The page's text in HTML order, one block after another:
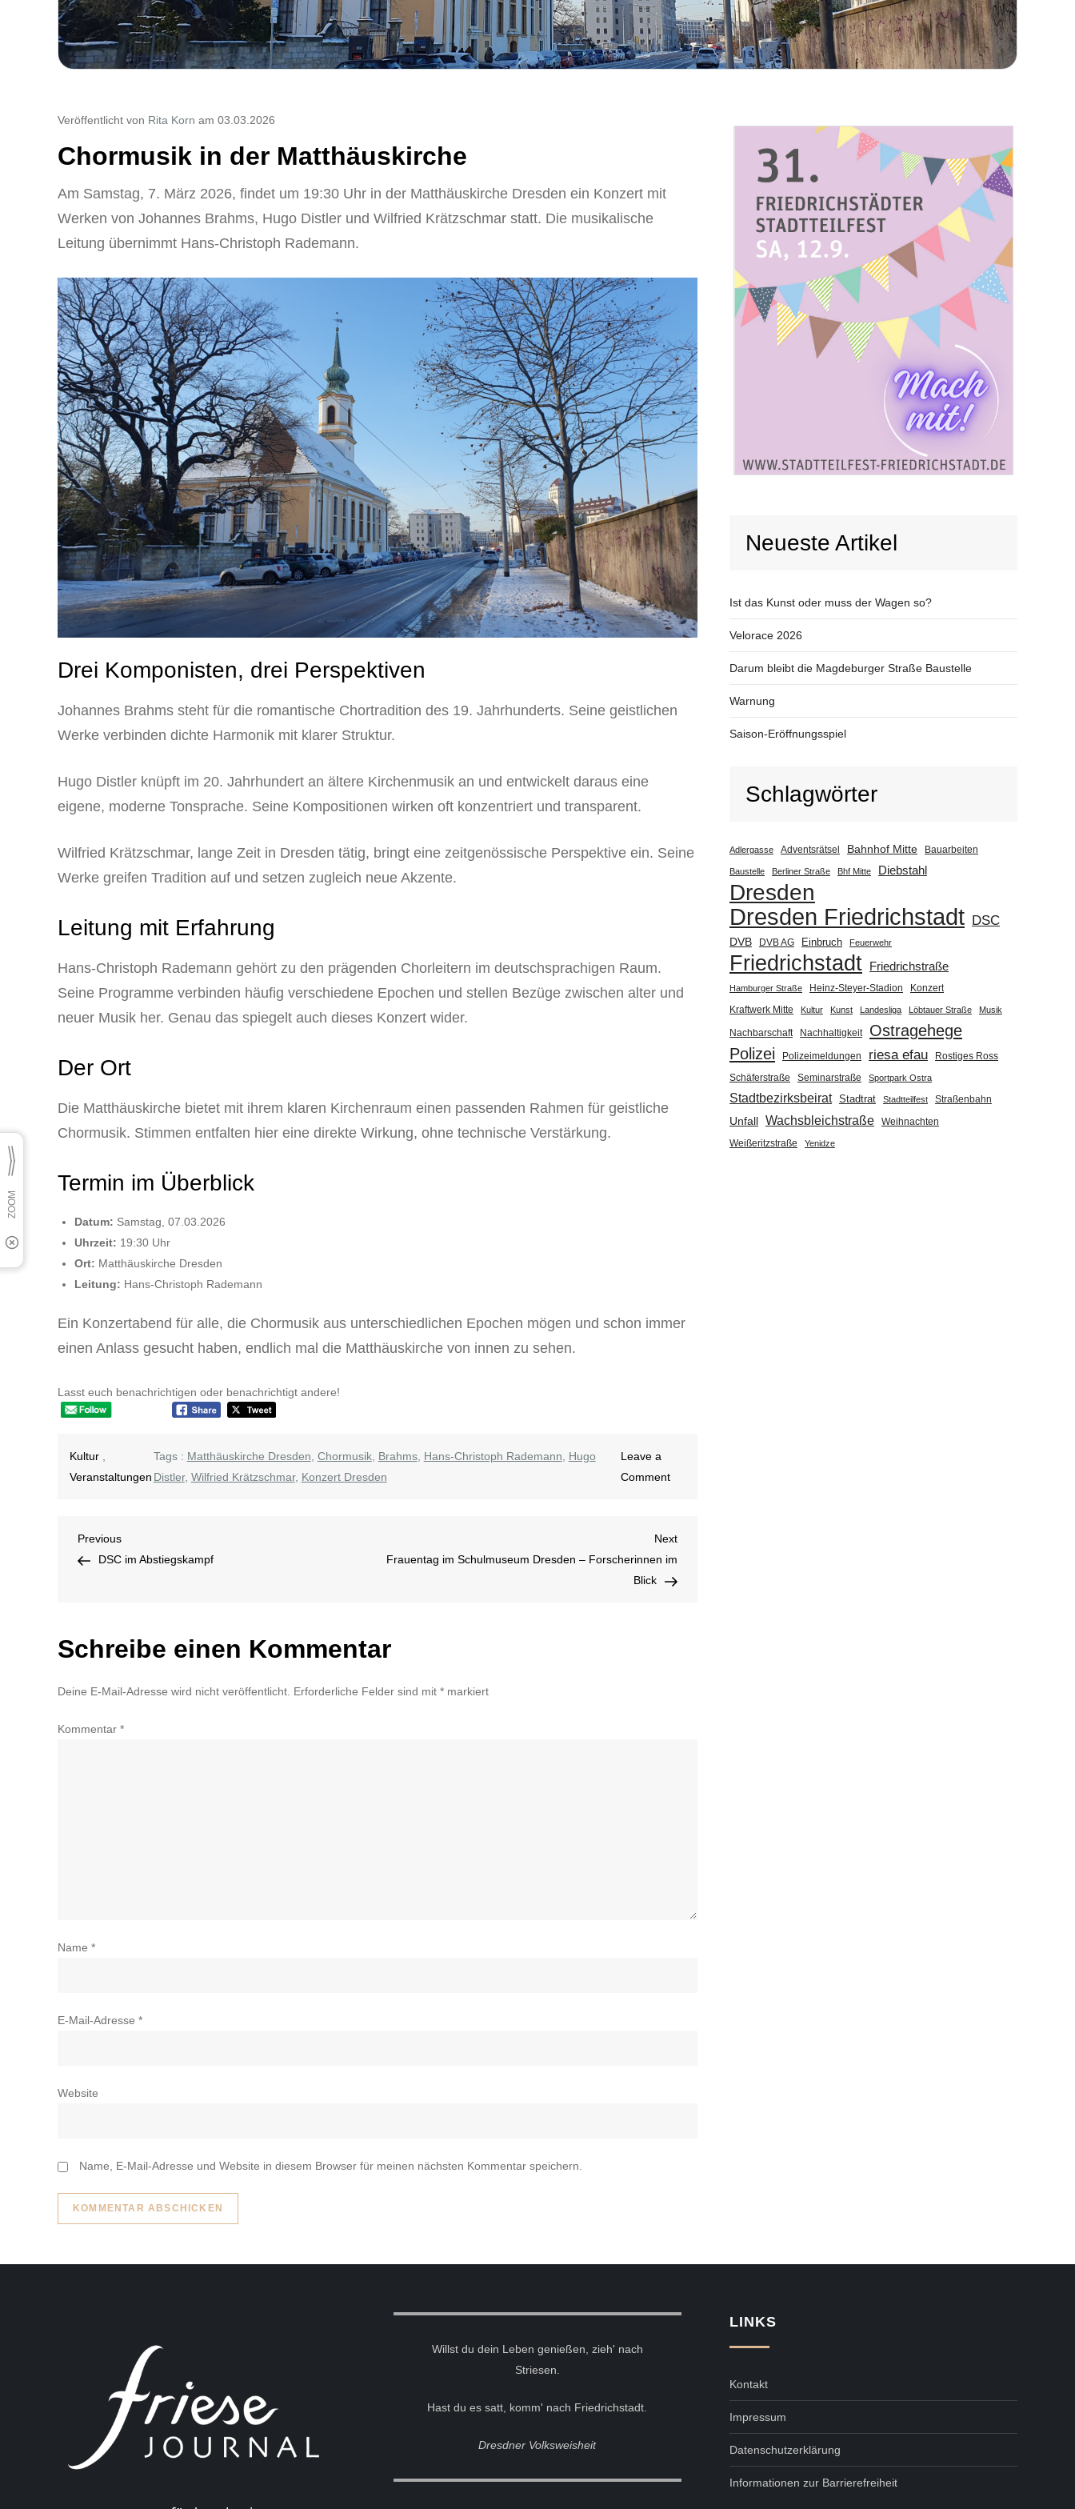
Veröffentlicht von Rita Korn am 03.03.2026
Chormusik in der Matthäuskirche
Am Samstag, 7. März 2026, findet um 19:30 Uhr in der Matthäuskirche Dresden ein Konzert mit
Werken von Johannes Brahms, Hugo Distler und Wilfried Krätzschmar statt. Die musikalische
Leitung übernimmt Hans-Christoph Rademann.
Drei Komponisten, drei Perspektiven
Johannes Brahms steht für die romantische Chortradition des 19. Jahrhunderts. Seine geistlichen
Werke verbinden dichte Harmonik mit klarer Struktur.
Hugo Distler knüpft im 20. Jahrhundert an ältere Kirchenmusik an und entwickelt daraus eine
eigene, moderne Tonsprache. Seine Kompositionen wirken oft konzentriert und transparent.
Wilfried Krätzschmar, lange Zeit in Dresden tätig, bringt eine zeitgenössische Perspektive ein. Seine
Werke greifen Tradition auf und setzen zugleich neue Akzente.
Leitung mit Erfahrung
Hans-Christoph Rademann gehört zu den prägenden Chorleitern im deutschsprachigen Raum.
Seine Programme verbinden häufig verschiedene Epochen und stellen Bezüge zwischen alter und
neuer Musik her. Genau das spiegelt auch dieses Konzert wider.
Der Ort
Die Matthäuskirche bietet mit ihrem klaren Kirchenraum einen passenden Rahmen für geistliche
Chormusik. Stimmen entfalten hier eine direkte Wirkung, ohne technische Verstärkung.
Termin im Überblick
Datum: Samstag, 07.03.2026
Uhrzeit: 19:30 Uhr
Ort: Matthäuskirche Dresden
Leitung: Hans-Christoph Rademann
Ein Konzertabend für alle, die Chormusik aus unterschiedlichen Epochen mögen und schon immer
einen Anlass gesucht haben, endlich mal die Matthäuskirche von innen zu sehen.
Lasst euch benachrichtigen oder benachrichtigt andere!
Kultur ,
Veranstaltungen
Tags : Matthäuskirche Dresden, Chormusik, Brahms, Hans-Christoph Rademann, Hugo
Distler, Wilfried Krätzschmar, Konzert Dresden
Leave a
Commenton
der
Matthäuskirche
Beitragsnavigation
Previous
Post
Previous
DSC im Abstiegskampf
Next
Next
Frauentag im Schulmuseum Dresden – Forscherinnen im
Blick
Schreibe einen Kommentar
Deine E-Mail-Adresse wird nicht veröffentlicht. Erforderliche Felder sind mit * markiert
Kommentar *
Name *
E-Mail-Adresse *
Website
Name, E-Mail-Adresse und Website in diesem Browser für meinen nächsten Kommentar speichern.
Neueste Artikel
Ist das Kunst oder muss der Wagen so?
Velorace 2026
Darum bleibt die Magdeburger Straße Baustelle
Warnung
Saison-Eröffnungsspiel
Schlagwörter
Adlergasse Adventsrätsel Bahnhof Mitte Bauarbeiten
Baustelle Berliner Straße Bhf Mitte Diebstahl
Dresden
Dresden Friedrichstadt DSC
DVB DVB AG Einbruch Feuerwehr
Friedrichstadt Friedrichstraße
Hamburger Straße Heinz-Steyer-Stadion
Konzert
Kraftwerk Mitte
Kultur Kunst Landesliga Löbtauer Straße Musik
Nachbarschaft Nachhaltigkeit
Ostragehege
Polizei
Polizeimeldungen riesa efau Rostiges Ross
Schäferstraße Seminarstraße Sportpark Ostra
Stadtbezirksbeirat Stadtrat Stadtteilfest Straßenbahn
Unfall Wachsbleichstraße
Weihnachten
Weißeritzstraße
Yenidze
Willst du dein Leben genießen, zieh' nach
Striesen.
Hast du es satt, komm' nach Friedrichstadt.
Dresdner Volksweisheit
LINKS
Kontakt
Impressum
Datenschutzerklärung
Informationen zur Barrierefreiheit